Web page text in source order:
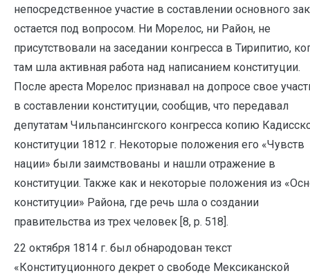
непосредственное участие в составлении основного
остается под вопросом. Ни Морелос, ни Район, не
присутствовали на заседании конгресса в Тирипитио,
там шла активная работа над написанием конституции.
После ареста Морелос признавал на допросе свое
в составлении конституции, сообщив, что передавал
депутатам Чильпансингского конгресса копию
конституции 1812 г. Некоторые положения его «Чувств
нации» были заимствованы и нашли отражение в
конституции. Также как и некоторые положения из
конституции» Района, где речь шла о создании
правительства из трех человек [8, р. 518].
22 октября 1814 г. был обнародован текст
«Конституционного декрет о свободе Мексиканской